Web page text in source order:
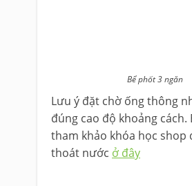
Bể phốt 3 ngăn
Lưu ý đặt chờ ống thông
đúng cao độ khoảng cách.
tham khảo khóa học shop
thoát nước ở đây